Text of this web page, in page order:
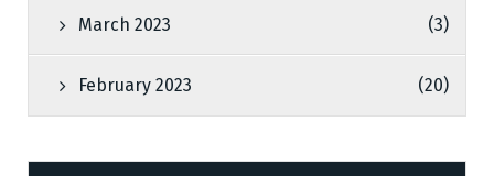
March 2023 (3)
February 2023 (20)